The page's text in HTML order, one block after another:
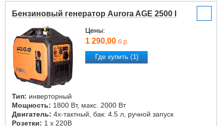
Бензиновый генератор Aurora AGE 2500 I
Цены:
1 290,00 б.р.
Где купить (1)
Тип: инверторный
Мощность: 1800 Вт, макс. 2000 Вт
Двигатель: 4х-тактный, бак: 4.5 л, ручной запуск
Розетки: 1 х 220В